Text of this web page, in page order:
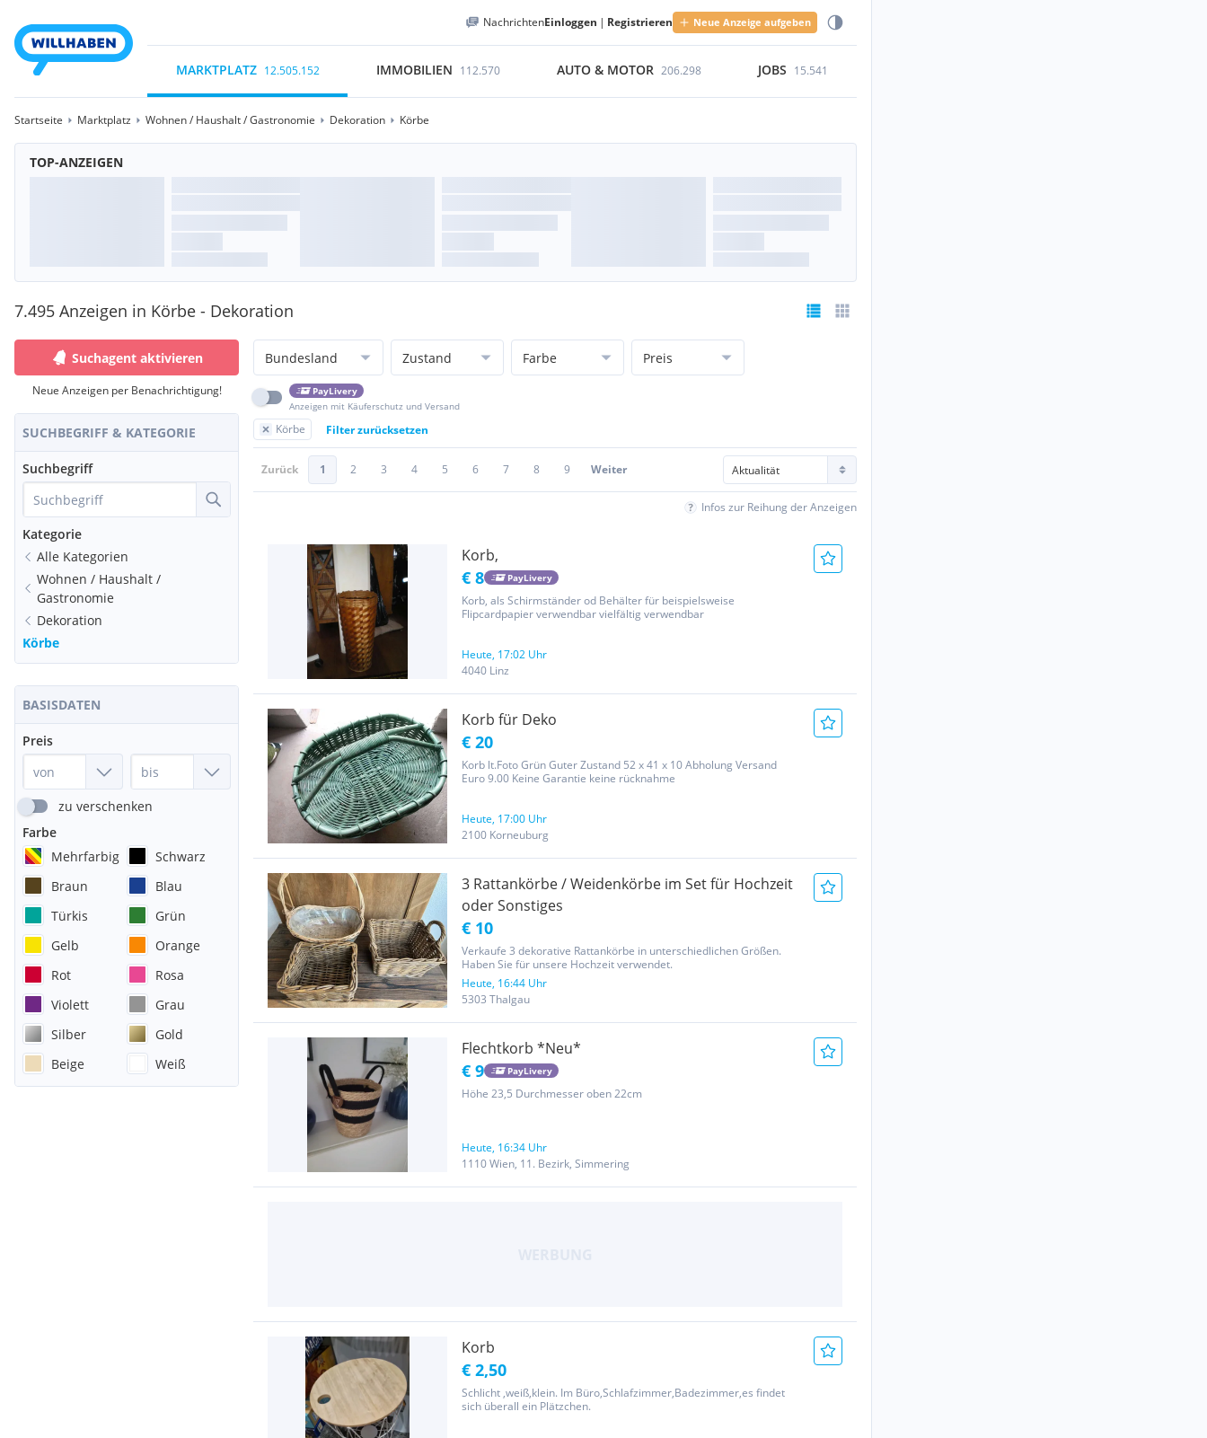
NachrichtenEinloggen | Registrieren Neue Anzeige aufgeben
MARKTPLATZ 12.505.152 IMMOBILIEN 112.570 AUTO & MOTOR 206.298 JOBS 15.541
Startseite Marktplatz Wohnen / Haushalt / Gastronomie Dekoration Körbe
TOP-ANZEIGEN
7.495 Anzeigen in Körbe - Dekoration
Suchagent aktivieren
Neue Anzeigen per Benachrichtigung!
SUCHBEGRIFF & KATEGORIE
Suchbegriff
Kategorie
Alle Kategorien
Wohnen / Haushalt /
Gastronomie
Dekoration
Körbe
BASISDATEN
Preis
zu verschenken
Farbe
Mehrfarbig
Schwarz
Braun
Blau
Türkis
Grün
Gelb
Orange
Rot
Rosa
Violett
Grau
Silber
Gold
Beige
Weiß
Bundesland Zustand Farbe Preis
PayLivery
Anzeigen mit Käuferschutz und Versand
Körbe Filter zurücksetzen
Zurück 1 2 3 4 5 6 7 8 9 Weiter
Infos zur Reihung der Anzeigen
Korb,
€ 8 PayLivery
Korb, als Schirmständer od Behälter für beispielsweise
Flipcardpapier verwendbar vielfältig verwendbar
Heute, 17:02 Uhr
4040 Linz
Korb für Deko
€ 20
Korb lt.Foto Grün Guter Zustand 52 x 41 x 10 Abholung Versand
Euro 9.00 Keine Garantie keine rücknahme
Heute, 17:00 Uhr
2100 Korneuburg
3 Rattankörbe / Weidenkörbe im Set für Hochzeit
oder Sonstiges
€ 10
Verkaufe 3 dekorative Rattankörbe in unterschiedlichen Größen.
Haben Sie für unsere Hochzeit verwendet.
Heute, 16:44 Uhr
5303 Thalgau
Flechtkorb *Neu*
€ 9 PayLivery
Höhe 23,5 Durchmesser oben 22cm
Heute, 16:34 Uhr
1110 Wien, 11. Bezirk, Simmering
Korb
€ 2,50
Schlicht ,weiß,klein. Im Büro,Schlafzimmer,Badezimmer,es findet
sich überall ein Plätzchen.